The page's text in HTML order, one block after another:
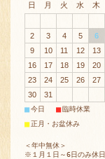
日 月 火 水 木
2
3 4 5 6
9
10 11 12 13
16
17 18 19 20
23
24 25 26 27
30
31
■今日 ■臨時休業
■正月・お盆休み
＜年中無休＞
※１月１日～6日のみ休日